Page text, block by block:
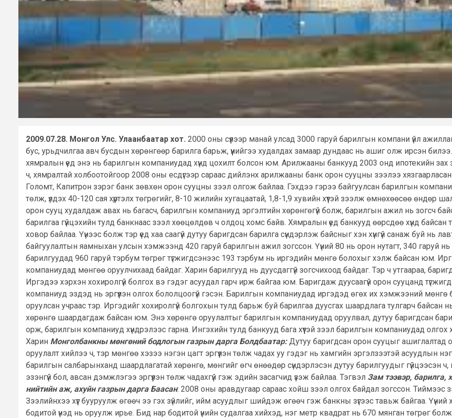
2009.07.28. Монгол Улс. Улаанбаатар хот. 2000 оны сүүлээр манай улсад 3000 гаруй барилгын компани үйл
бус, урьдчилгаа авч бусдын хөрөнгөөр барилга барьж, үүнийгээ худалдах замаар дундаас нь ашиг олж ирсэн
хямралын үед энэ нь барилгын компаниудад хүнд цохилт болсон юм. Арилжааны банкууд 2003 онд ипотекийн
ч, хямралтай холбоотойгоор 2008 оны есдүгээр сараас дийлэнх арилжааны банк орон сууцны зээлээ
Голомт, Капитрон зэрэг банк зөвхөн орон сууцны зээл олгож байлаа. Гэхдээ гэрээ байгуулсан барилгын
төлж, үлдэх 40-120 сая хүртэлх төгрөгийг, 8-10 жилийн хугацаатай, 1,8-1,9 хувийн хүүтэй зээлж өмнөхөөсөө өндөр
орон сууц худалдаж авах нь багасч, барилгын компаниуд эргэлтийн хөрөнгөгүй болж, барилгын ажил нь зогсч
барилгаа гүйцэхийн тулд банкнаас зээл хөөцөлдөв ч олдоц хомс байв. Хямралын үед банкууд өөрсдөө хүнд
ховор байлаа. Үүнээс болж тэр үед хаа саагүй дутуу баригдсан барилга сүндэрлэж байсныг хэн хүнгүй санаж буй нь
байгуулалтын яамныхан улсын хэмжээнд 420 гаруй барилгын ажил зогссон. Үүний 80 нь орон нутагт, 340 гаруй
барилгуудад 960 гаруй тэрбум төгрөг түгжигдсэнээс 193 тэрбум нь иргэдийн мөнгө болохыг хэлж байсан юм.
компаниудад мөнгөө оруулчихаад байдаг. Харин барилгууд нь дуусдаггүй зогсчихоод байдаг. Тэр ч утгаараа,
Иргэдээ хэрхэн хохиролгүй болгох вэ гэдэг асуудал гарч ирж байгаа юм. Баригдаж дуусаагүй орон сууцанд
компаниуд эздэд нь эргүүлэн олгох бололцоогүй гэсэн. Барилгын компаниудад иргэдэд өгөх их хэмжээний мөнгө
оруулсан учраас тэр. Иргэдийг хохиролгүй болгохын тулд барьж буй барилгаа дуусгах шаардлага тулгарч байсан
хөрөнгө шаардагдаж байсан юм. Энэ хөрөнгө оруулалтыг барилгын компаниудад оруулвал, дутуу баригдсан
орж, барилгын компаниуд хүндрэлээс гарна. Ингэхийн тулд банкууд бага хүүтэй зээл барилгын компаниудад олгох
Харин Монголбанкны мөнгөний бодлогын газрын дарга Болдбаатар:Дутуу баригдсан орон сууцыг ашиглалтад
оруулалт хийлээ ч, тэр мөнгөө хэзээ нэгэн цагт эргүүлэн төлж чадах уу гэдэг нь хамгийн эргэлзээтэй асуудлын
барилгын салбарынханд шаардлагатай хөрөнгө, мөнгийг өгч өнөөдөр сүндэрлэсэн дутуу барилгуудыг гүйцээсэн
эзэнгүй бол, авсан дэмжлэгээ эргүүлэн төлж чадахгүй гэж эдийн засагчид үзэж байлаа. Тэгвэл Зам тээвэр, барилга,
нийтийн аж, ахуйн газрын дарга Баасан: 2008 оны аравдугаар сараас хойш зээл олгох байдал зогссон. Тиймээс
Зээлийнхээ хүүг бууруулж өгөөч ээ гэх зүйлийг, ийм асуудлыг шийдэж өгөөч гэж банкны зүгээс тавьж байгаа.
бодитой үнэд нь оруулж ирье. Бид нар бодитой үнийн судалгаа хийхэд, нэг метр квадрат нь 670 мянган төгрөг